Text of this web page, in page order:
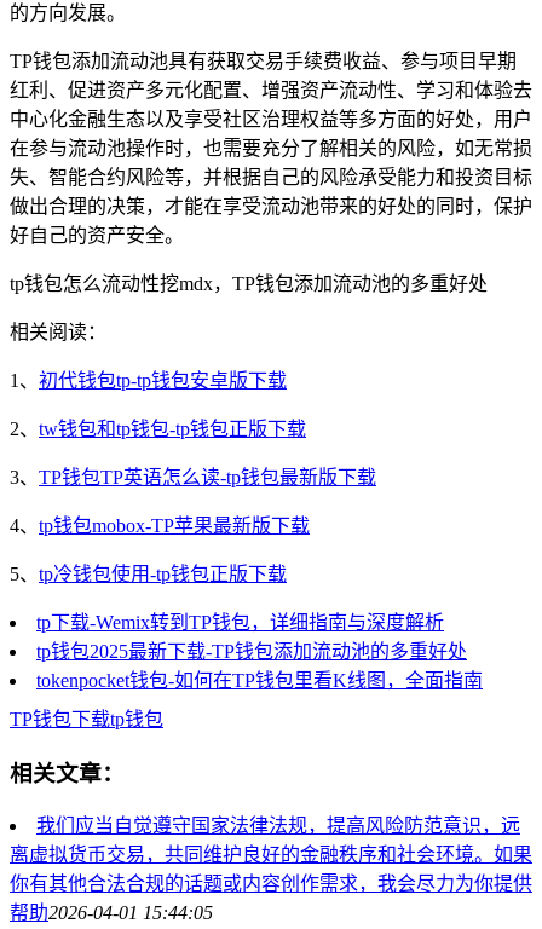
的方向发展。
TP钱包添加流动池具有获取交易手续费收益、参与项目早期
红利、促进资产多元化配置、增强资产流动性、学习和体验去
中心化金融生态以及享受社区治理权益等多方面的好处，用户
在参与流动池操作时，也需要充分了解相关的风险，如无常损
失、智能合约风险等，并根据自己的风险承受能力和投资目标
做出合理的决策，才能在享受流动池带来的好处的同时，保护
好自己的资产安全。
tp钱包怎么流动性挖mdx，TP钱包添加流动池的多重好处
相关阅读：
1、 初代钱包tp-tp钱包安卓版下载
2、 tw钱包和tp钱包-tp钱包正版下载
3、 TP钱包TP英语怎么读-tp钱包最新版下载
4、 tp钱包mobox-TP苹果最新版下载
5、 tp冷钱包使用-tp钱包正版下载
tp下载-Wemix转到TP钱包，详细指南与深度解析
tp钱包2025最新下载-TP钱包添加流动池的多重好处
tokenpocket钱包-如何在TP钱包里看K线图，全面指南
TP钱包下载tp钱包
相关文章：
我们应当自觉遵守国家法律法规，提高风险防范意识，远
离虚拟货币交易，共同维护良好的金融秩序和社会环境。如果
你有其他合法合规的话题或内容创作需求，我会尽力为你提供
帮助2026-04-01 15:44:05